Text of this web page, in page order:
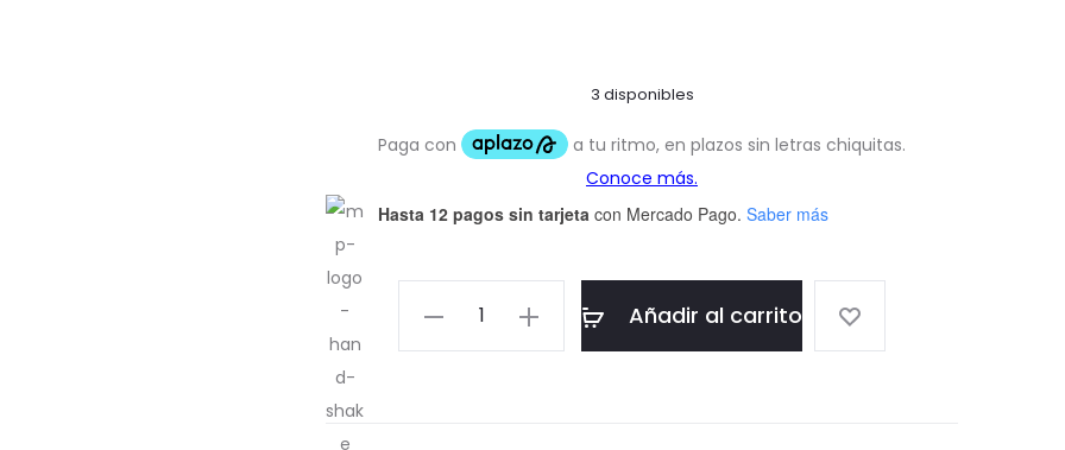
3 disponibles
Hasta 12 pagos sin tarjeta con Mercado Pago. Saber más
Añadir al carrito